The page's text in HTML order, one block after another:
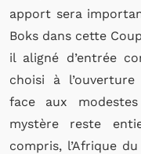
apport sera
Boks dans cette
il aligné d’entrée
choisi à
face aux
mystère reste
compris, l’Afrique